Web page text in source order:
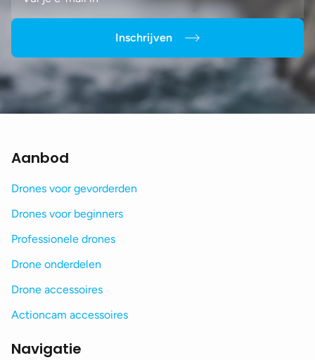
Inschrijven
Aanbod
Drones voor gevorderden
Drones voor beginners
Professionele drones
Drone onderdelen
Drone accessoires
Actioncam accessoires
Navigatie